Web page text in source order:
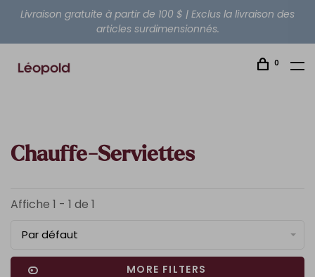
Livraison gratuite à partir de 100 $ | Exclus la livraison des
articles surdimensionnés.
0
Chauffe-Serviettes
Affiche 1 - 1 de 1
Par défaut
MORE FILTERS